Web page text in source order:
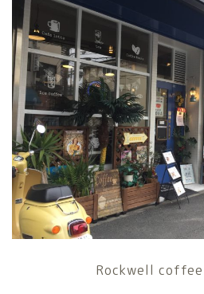
Rockwell coffee